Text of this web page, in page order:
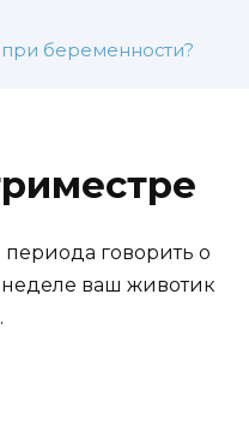
беременности?
периода говорить о
ваш животик